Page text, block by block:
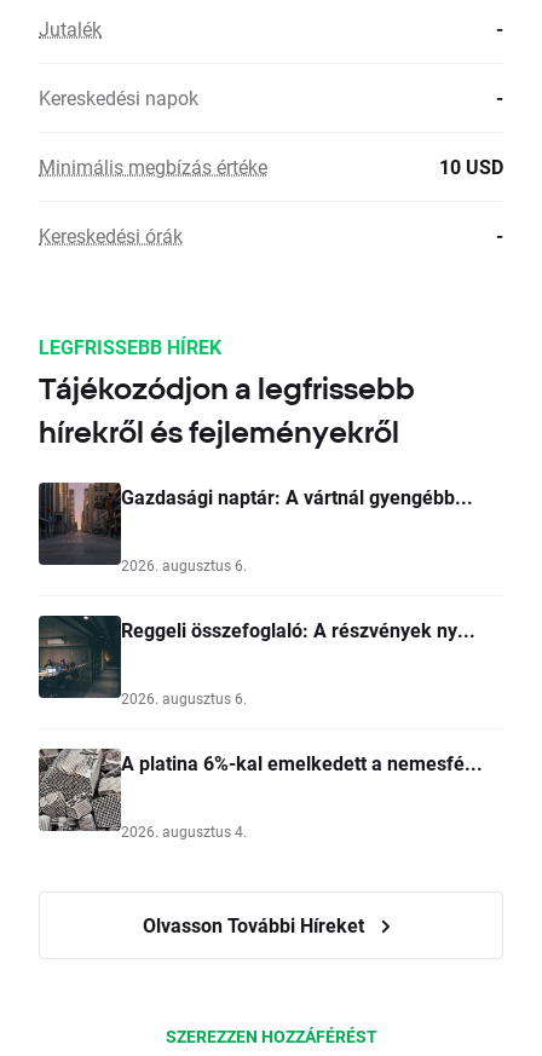
Jutalék -
Kereskedési napok -
Minimális megbízás értéke 10 USD
Kereskedési órák -
LEGFRISSEBB HÍREK
Tájékozódjon a legfrissebb
hírekről és fejleményekről
Gazdasági naptár: A vártnál gyengébb...
2026. augusztus 6.
Reggeli összefoglaló: A részvények ny...
2026. augusztus 6.
A platina 6%-kal emelkedett a nemesfé...
2026. augusztus 4.
Olvasson További Híreket
SZEREZZEN HOZZÁFÉRÉST